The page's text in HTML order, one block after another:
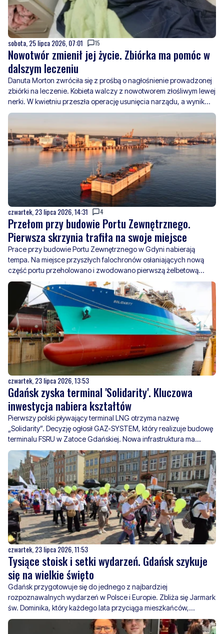
sobota, 25 lipca 2026, 07:01 15
Nowotwór zmienił jej życie. Zbiórka ma pomóc w
dalszym leczeniu
Danuta Morton zwróciła się z prośbą o nagłośnienie prowadzonej
zbiórki na leczenie. Kobieta walczy z nowotworem złośliwym lewej
nerki. W kwietniu przeszła operację usunięcia narządu, a wynik
badania histopatologicznego potwierdził raka
jasnokomórkowego.
czwartek, 23 lipca 2026, 14:31 4
Przełom przy budowie Portu Zewnętrznego.
Pierwsza skrzynia trafiła na swoje miejsce
Prace przy budowie Portu Zewnętrznego w Gdyni nabierają
tempa. Na miejsce przyszłych falochronów osłaniających nową
część portu przeholowano i zwodowano pierwszą żelbetową
skrzynię. To ważny etap realizacji jednej z największych inwestycji
czwartek, 23 lipca 2026, 13:53
Gdańsk zyska terminal 'Solidarity'. Kluczowa
inwestycja nabiera kształtów
Pierwszy polski pływający terminal LNG otrzyma nazwę
„Solidarity”. Decyzję ogłosił GAZ-SYSTEM, który realizuje budowę
terminalu FSRU w Zatoce Gdańskiej. Nowa infrastruktura ma
odegrać istotną rolę w zapewnieniu bezpieczeństwa
energetycznego Polski
czwartek, 23 lipca 2026, 11:53
Tysiące stoisk i setki wydarzeń. Gdańsk szykuje
się na wielkie święto
Gdańsk przygotowuje się do jednego z najbardziej
rozpoznawalnych wydarzeń w Polsce i Europie. Zbliża się Jarmark
św. Dominika, który każdego lata przyciąga mieszkańców,
turystów oraz wystawców z różnych części kraju i świata.